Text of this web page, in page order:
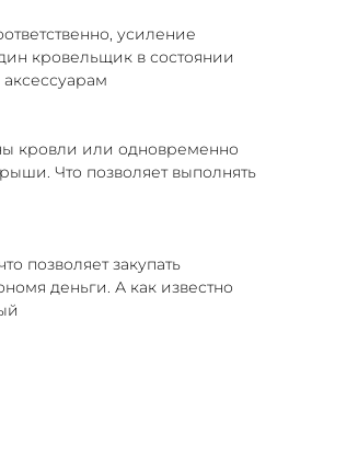
усиление
кровельщик в состоянии
кровли или одновременно
Что позволяет выполнять
позволяет закупать
деньги. А как известно